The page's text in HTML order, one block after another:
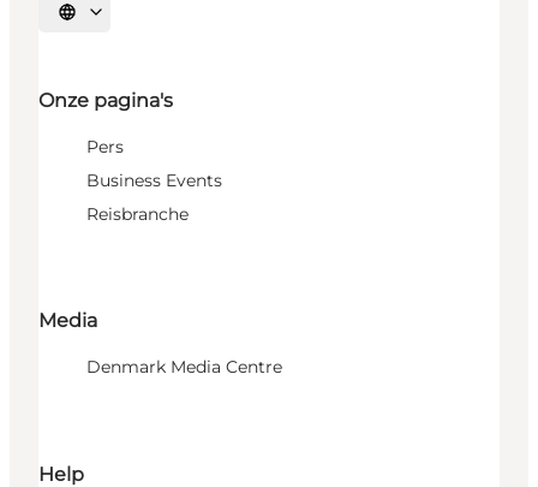
Selecteer taal
Onze pagina's
Pers
Business Events
Reisbranche
Media
Denmark Media Centre
Help